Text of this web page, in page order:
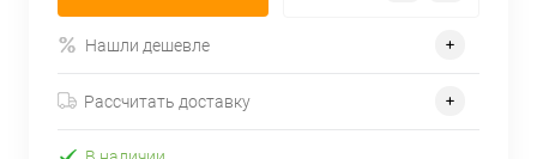
Нашли дешевле
Рассчитать доставку